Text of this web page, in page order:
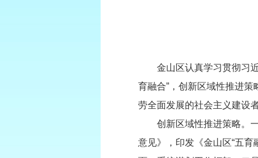
金山区认真学习贯彻习近
育融合”，创新区域性推进
劳全面发展的社会主义建设
创新区域性推进策略。一
意见》，印发《金山区“五育